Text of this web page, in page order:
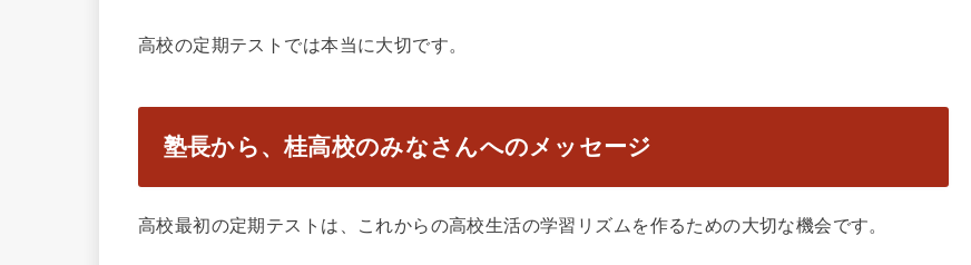
高校の定期テストでは本当に大切です。
塾長から、桂高校のみなさんへのメッセージ
高校最初の定期テストは、これからの高校生活の学習リズムを作るための大切な機会です。